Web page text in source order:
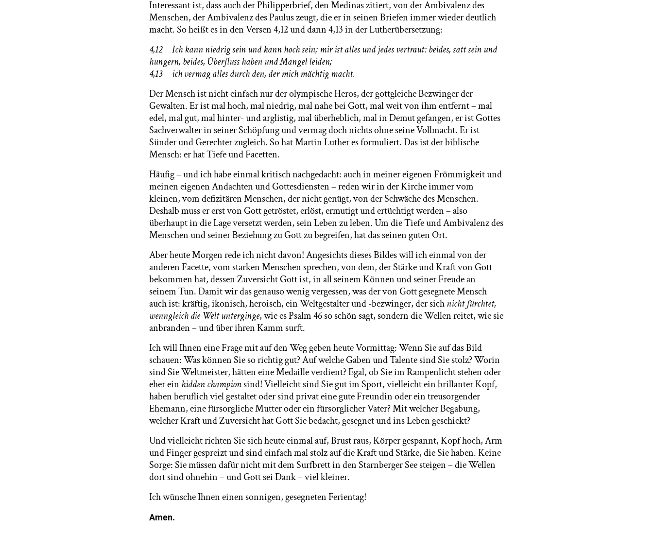
Interessant ist, dass auch der Philipperbrief, den Medinas zitiert, von der Ambivalenz des
Menschen, der Ambivalenz des Paulus zeugt, die er in seinen Briefen immer wieder deutlich
macht. So heißt es in den Versen 4,12 und dann 4,13 in der Lutherübersetzung:
4,12 Ich kann niedrig sein und kann hoch sein; mir ist alles und jedes vertraut: beides, satt sein und
hungern, beides, Überfluss haben und Mangel leiden;
4,13 ich vermag alles durch den, der mich mächtig macht.
Der Mensch ist nicht einfach nur der olympische Heros, der gottgleiche Bezwinger der
Gewalten. Er ist mal hoch, mal niedrig, mal nahe bei Gott, mal weit von ihm entfernt – mal
edel, mal gut, mal hinter- und arglistig, mal überheblich, mal in Demut gefangen, er ist Gottes
Sachverwalter in seiner Schöpfung und vermag doch nichts ohne seine Vollmacht. Er ist
Sünder und Gerechter zugleich. So hat Martin Luther es formuliert. Das ist der biblische
Mensch: er hat Tiefe und Facetten.
Häufig – und ich habe einmal kritisch nachgedacht: auch in meiner eigenen Frömmigkeit und
meinen eigenen Andachten und Gottesdiensten – reden wir in der Kirche immer vom
kleinen, vom defizitären Menschen, der nicht genügt, von der Schwäche des Menschen.
Deshalb muss er erst von Gott getröstet, erlöst, ermutigt und ertüchtigt werden – also
überhaupt in die Lage versetzt werden, sein Leben zu leben. Um die Tiefe und Ambivalenz des
Menschen und seiner Beziehung zu Gott zu begreifen, hat das seinen guten Ort.
Aber heute Morgen rede ich nicht davon! Angesichts dieses Bildes will ich einmal von der
anderen Facette, vom starken Menschen sprechen, von dem, der Stärke und Kraft von Gott
bekommen hat, dessen Zuversicht Gott ist, in all seinem Können und seiner Freude an
seinem Tun. Damit wir das genauso wenig vergessen, was der von Gott gesegnete Mensch
auch ist: kräftig, ikonisch, heroisch, ein Weltgestalter und -bezwinger, der sichnicht fürchtet,
wenngleich die Welt unterginge, wie es Psalm 46 so schön sagt, sondern die Wellen reitet, wie sie
anbranden – und über ihren Kamm surft.
Ich will Ihnen eine Frage mit auf den Weg geben heute Vormittag: Wenn Sie auf das Bild
schauen: Was können Sie so richtig gut? Auf welche Gaben und Talente sind Sie stolz? Worin
sind Sie Weltmeister, hätten eine Medaille verdient? Egal, ob Sie im Rampenlicht stehen oder
eher ein hidden championsind! Vielleicht sind Sie gut im Sport, vielleicht ein brillanter Kopf,
haben beruflich viel gestaltet oder sind privat eine gute Freundin oder ein treusorgender
Ehemann, eine fürsorgliche Mutter oder ein fürsorglicher Vater? Mit welcher Begabung,
welcher Kraft und Zuversicht hat Gott Sie bedacht, gesegnet und ins Leben geschickt?
Und vielleicht richten Sie sich heute einmal auf, Brust raus, Körper gespannt, Kopf hoch, Arm
und Finger gespreizt und sind einfach mal stolz auf die Kraft und Stärke, die Sie haben. Keine
Sorge: Sie müssen dafür nicht mit dem Surfbrett in den Starnberger See steigen – die Wellen
dort sind ohnehin – und Gott sei Dank – viel kleiner.
Ich wünsche Ihnen einen sonnigen, gesegneten Ferientag!
Amen.